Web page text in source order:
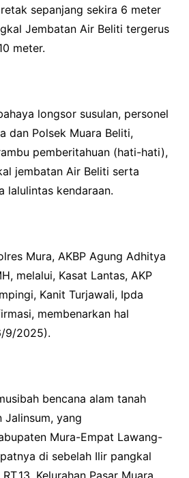
sepanjang sekira 6 meter
Jembatan Air Beliti tergerus
meter.
longsor susulan, personel
dan Polsek Muara Beliti,
pemberitahuan (hati-hati),
jembatan Air Beliti serta
lalulintas kendaraan.
Mura, AKBP Agung Adhitya
melalui, Kasat Lantas, AKP
Kanit Turjawali, Ipda
membenarkan hal
9/2025).
bencana alam tanah
Jalinsum, yang
Mura-Empat Lawang-
di sebelah Ilir pangkal